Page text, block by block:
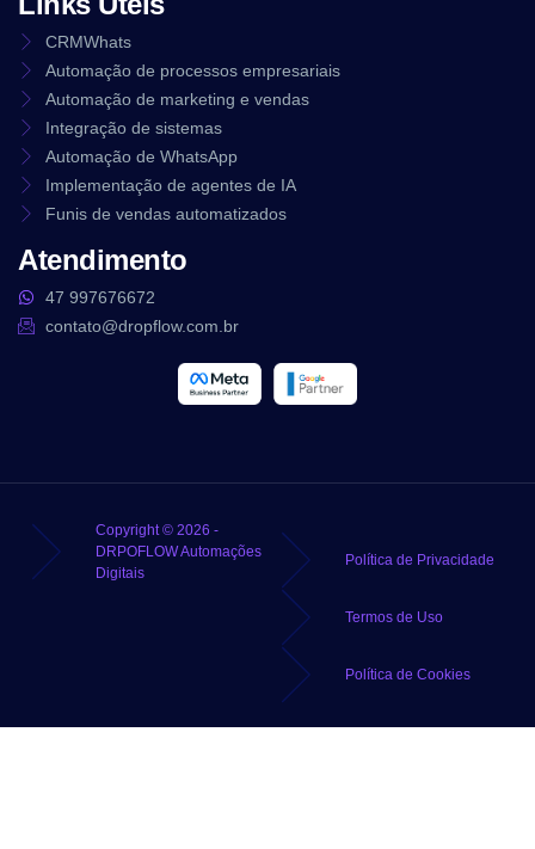
CRMWhats
Automação de processos empresariais
Automação de marketing e vendas
Integração de sistemas
Automação de WhatsApp
Implementação de agentes de IA
Funis de vendas automatizados
Atendimento
47 997676672
contato@dropflow.com.br
Copyright © 2026 -
DRPOFLOW Automações
Digitais
Política de Privacidade
Termos de Uso
Política de Cookies